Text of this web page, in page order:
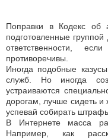
Поправки в Кодекс об
подготовленные
ответственности,
противоречивы.
Иногда подобные
служб. Но иногда
устраиваются
дорогам, лучше сидеть и
успевай собирать
В Интернете масса
Например, как